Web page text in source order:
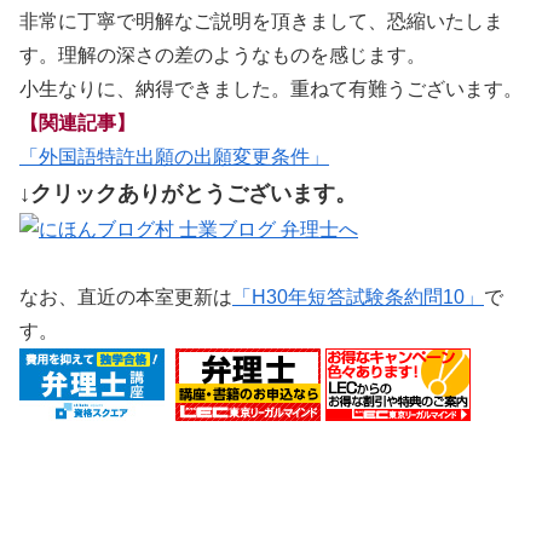
非常に丁寧で明解なご説明を頂きまして、恐縮いたしま
す。理解の深さの差のようなものを感じます。
小生なりに、納得できました。重ねて有難うございます。
【関連記事】
「外国語特許出願の出願変更条件」
↓クリックありがとうございます。
なお、直近の本室更新は 「H30年短答試験条約問10」 で
す。